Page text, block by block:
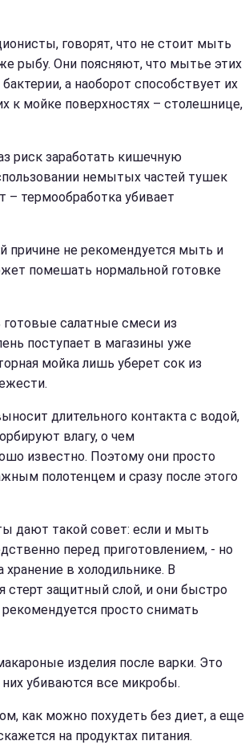
говорят, что не стоит мыть
рыбу. Они поясняют, что мытье этих
а наоборот способствует их
к мойке поверхностях – столешнице,
риск заработать кишечную
немытых частей тушек
– термообработка убивает
причине не рекомендуется мыть и
помешать нормальной готовке
салатные смеси из
поступает в магазины уже
мойка лишь уберет сок из
длительного контакта с водой,
влагу, о чем
известно. Поэтому они просто
полотенцем и сразу после этого
дают такой совет: если и мыть
перед приготовлением, - но
в холодильнике. В
стерт защитный слой, и они быстро
просто снимать
изделия после варки. Это
убиваются все микробы.
как можно похудеть без диет, а еще
на продуктах питания.